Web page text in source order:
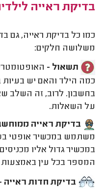
בדיקת ראייה
כמו כל בדיקת ראייה, גם
משלושה חלקים:
תשאול -
כמה הילד והאם יש בעיות
בחשבון. לרוב, זה השלב
על השאלות.
בדיקת ראייה
משתמש במכשיר אופטי
במכשיר גדול אליו
המספר בכל עין
בדיקת חדות ראייה